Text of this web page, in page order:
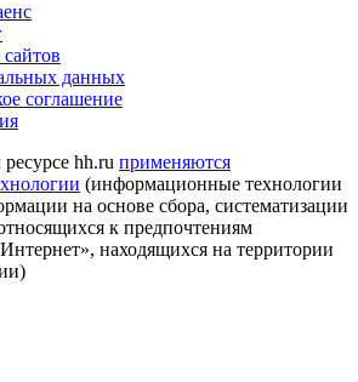
данных
соглашение
hh.ru применяются
(информационные технологии
на основе сбора, систематизации
к предпочтениям
находящихся на территории